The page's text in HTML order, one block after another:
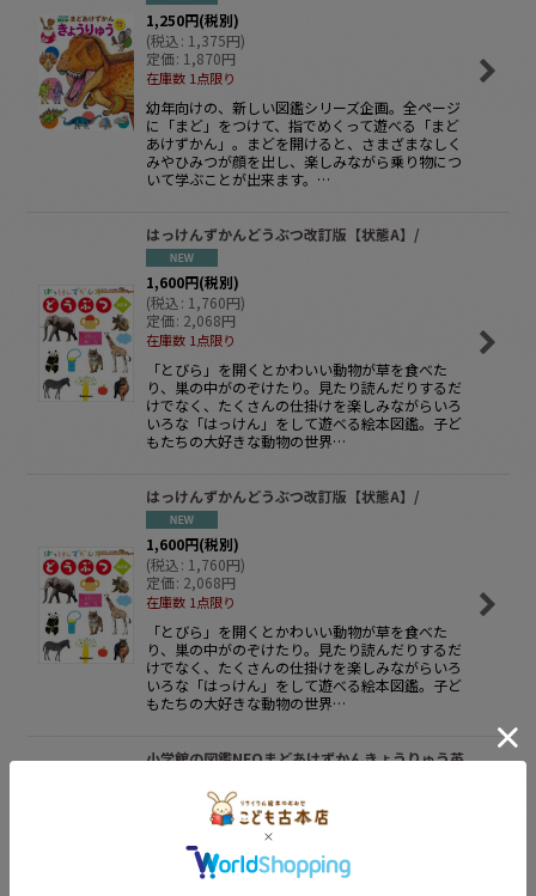
1,250円(税別)
(税込: 1,375円)
定価: 1,870円
在庫数 1点限り
幼年向けの、新しい図鑑シリーズ企画。全ページ
に「まど」をつけて、指でめくって遊べる「まど
あけずかん」。まどを開けると、さまざまなしく
みやひみつが顔を出し、楽しみながら乗り物につ
いて学ぶことが出来ます。…
はっけんずかんどうぶつ改訂版【状態A】/
1,600円(税別)
(税込: 1,760円)
定価: 2,068円
在庫数 1点限り
「とびら」を開くとかわいい動物が草を食べた
り、巣の中がのぞけたり。見たり読んだりするだ
けでなく、たくさんの仕掛けを楽しみながらいろ
いろな「はっけん」をして遊べる絵本図鑑。子ど
もたちの大好きな動物の世界…
はっけんずかんどうぶつ改訂版【状態A】/
1,600円(税別)
(税込: 1,760円)
定価: 2,068円
在庫数 1点限り
「とびら」を開くとかわいい動物が草を食べた
り、巣の中がのぞけたり。見たり読んだりするだ
けでなく、たくさんの仕掛けを楽しみながらいろ
いろな「はっけん」をして遊べる絵本図鑑。子ど
もたちの大好きな動物の世界…
小学館の図鑑NEOまどあけずかんきょうりゅう英
(税別)
1,595
1,870円
在庫数 1点限り